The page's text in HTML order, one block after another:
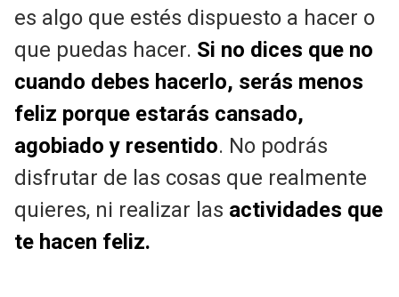
es algo que estés dispuesto a hacer o
que puedas hacer. Si no dices que no
cuando debes hacerlo, serás menos
feliz porque estarás cansado,
agobiado y resentido. No podrás
disfrutar de las cosas que realmente
quieres, ni realizar las actividades que
te hacen feliz.